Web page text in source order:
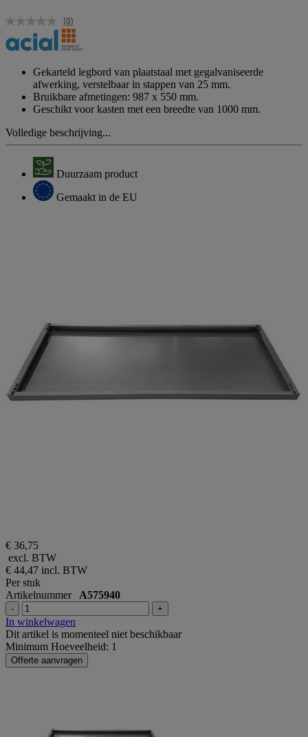
Geen
scorewaarde.
Dezelfde
(0)
Gekarteld legbord van plaatstaal met gegalvaniseerde
afwerking, verstelbaar in stappen van 25 mm.
Bruikbare afmetingen: 987 x 550 mm.
Geschikt voor kasten met een breedte van 1000 mm.
Volledige beschrijving...
Duurzaam product
Gemaakt in de EU
€ 36,75
excl. BTW
€ 44,47 incl. BTW
Per stuk
Artikelnummer A575940
- +
In winkelwagen
Dit artikel is momenteel niet beschikbaar
Minimum Hoeveelheid: 1
Offerte aanvragen